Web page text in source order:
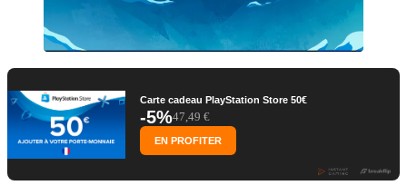
Carte cadeau PlayStation Store 50€
-5%47,49 €
EN PROFITER